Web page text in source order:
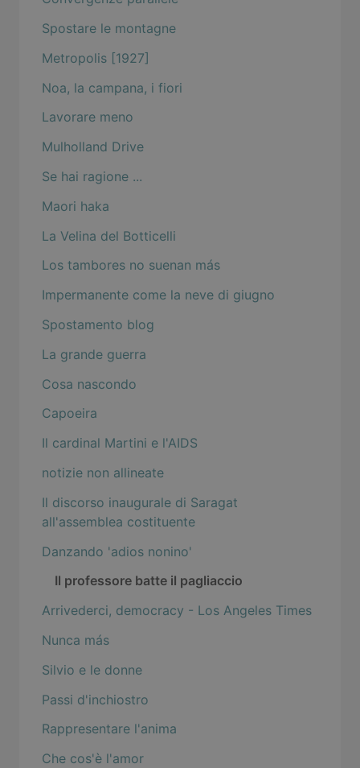
Spostare le montagne
Metropolis [1927]
Noa, la campana, i fiori
Lavorare meno
Mulholland Drive
Se hai ragione ...
Maori haka
La Velina del Botticelli
Los tambores no suenan más
Impermanente come la neve di giugno
Spostamento blog
La grande guerra
Cosa nascondo
Capoeira
Il cardinal Martini e l'AIDS
notizie non allineate
Il discorso inaugurale di Saragat
all'assemblea costituente
Danzando 'adios nonino'
Il professore batte il pagliaccio
Arrivederci, democracy - Los Angeles Times
Nunca más
Silvio e le donne
Passi d'inchiostro
Rappresentare l'anima
Che cos'è l'amor